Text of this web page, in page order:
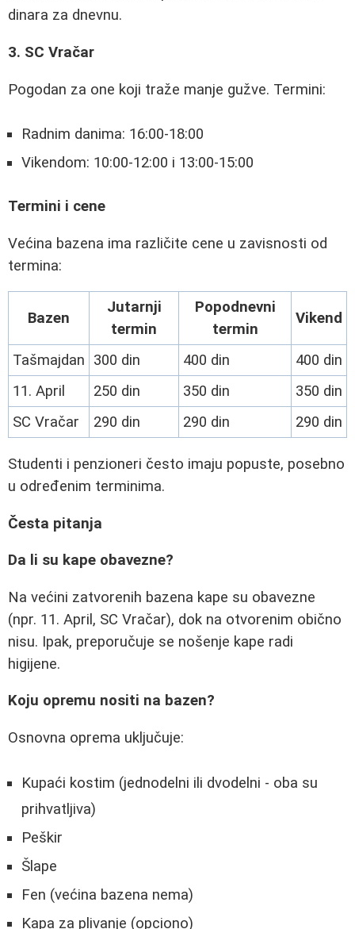
dinara za dnevnu.
3. SC Vračar
Pogodan za one koji traže manje gužve. Termini:
Radnim danima: 16:00-18:00
Vikendom: 10:00-12:00 i 13:00-15:00
Termini i cene
Većina bazena ima različite cene u zavisnosti od
termina:
Bazen
Jutarnji
termin
Popodnevni
termin
Vikend
Tašmajdan 300 din 400 din
400 din
11. April
250 din 350 din
350 din
SC Vračar
290 din 290 din 290 din
Studenti i penzioneri često imaju popuste, posebno
u određenim terminima.
Česta pitanja
Da li su kape obavezne?
Na većini zatvorenih bazena kape su obavezne
(npr. 11. April, SC Vračar), dok na otvorenim obično
nisu. Ipak, preporučuje se nošenje kape radi
higijene.
Koju opremu nositi na bazen?
Osnovna oprema uključuje:
Kupaći kostim (jednodelni ili dvodelni - oba su
prihvatljiva)
Peškir
Šlape
Fen (većina bazena nema)
Kapa za plivanje (opciono)